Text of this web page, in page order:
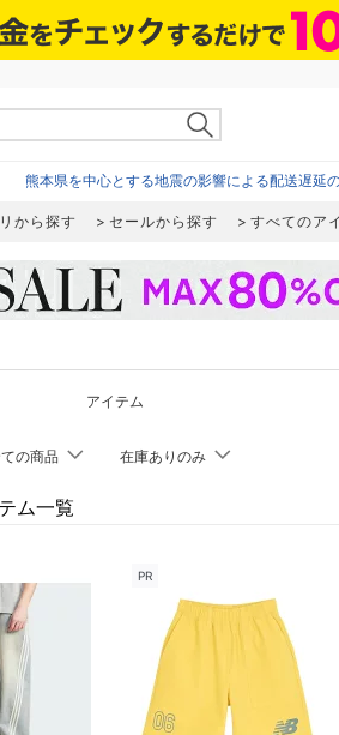
熊本県を中心とする地震の影響による配送遅延
から探す セールから探す すべてのア
アイテム
の商品 在庫ありのみ
ム一覧
PR